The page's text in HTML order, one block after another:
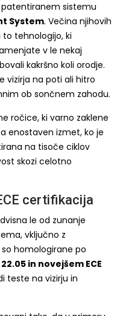
patentiranem sistemu
System. Večina njihovih
tehnologijo, ki
v le nekaj
kakršno koli orodje.
vizirja na poti ali hitro
ob sončnem zahodu.
ročice, ki varno zaklene
enostaven izmet, ko je
na tisoče ciklov
skozi celotno
certifikacija
le od zunanje
vključno z
homologirane po
22.05 in novejšem ECE
teste na vizirju in